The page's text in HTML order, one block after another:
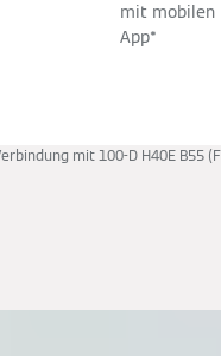
mit mobilen
App*
mit 100-D H40E B55